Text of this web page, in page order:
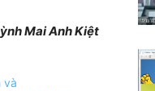
Mai Anh Kiệt
và